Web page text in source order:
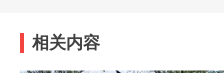
相关内容